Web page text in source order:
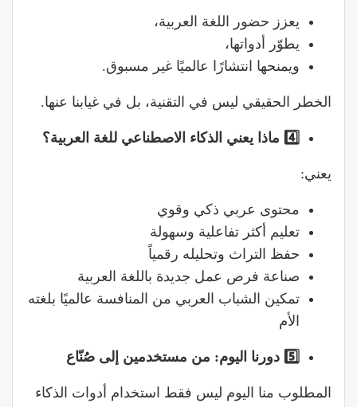
يعزز حضور اللغة العربية،
يطوّر أدواتها،
ويمنحها انتشارًا عالميًا غير مسبوق.
الخطر الحقيقي ليس في التقنية، بل في غيابنا عنها.
4️ ماذا يعني الذكاء الاصطناعي للغة العربية؟
يعني:
محتوى عربي ذكي وقوي
تعليم أكثر تفاعلية وسهولة
حفظ التراث وتحليله رقمياً
صناعة فرص عمل جديدة باللغة العربية
تمكين الشباب العربي من المنافسة عالميًا بلغته
الأم
5️ دورنا اليوم: من مستخدمين إلى صُنّاع
المطلوب منا اليوم ليس فقط استخدام أدوات الذكاء